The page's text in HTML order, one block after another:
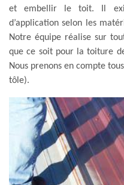
et embellir le toit. Il
d’application selon les
Notre équipe réalise sur
que ce soit pour la toiture
Nous prenons en compte
tôle).